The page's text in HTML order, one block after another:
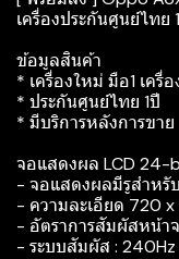
เครื่องประกันศูนย์ไทย
ข้อมูลสินค้า
* เครื่องใหม่ มือ1 เครื่
* ประกันศูนย์ไทย 1ปี
* มีบริการหลังการขาย
จอแสดงผล LCD 24-
- จอแสดงผลมีรูสำหรั
- ความละเอียด 720
- อัตราการสัมผัสหน้า
- ระบบสัมผัส :